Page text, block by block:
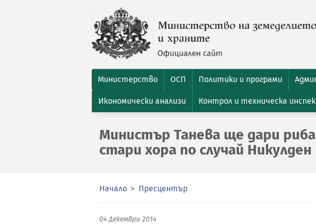
Министерство ОСП Политики и програми
Икономически анализи Контрол и техническа
Министър Танева ще дари
стари хора по случай Никулден
Начало Пресцентър
04 Декември 2014